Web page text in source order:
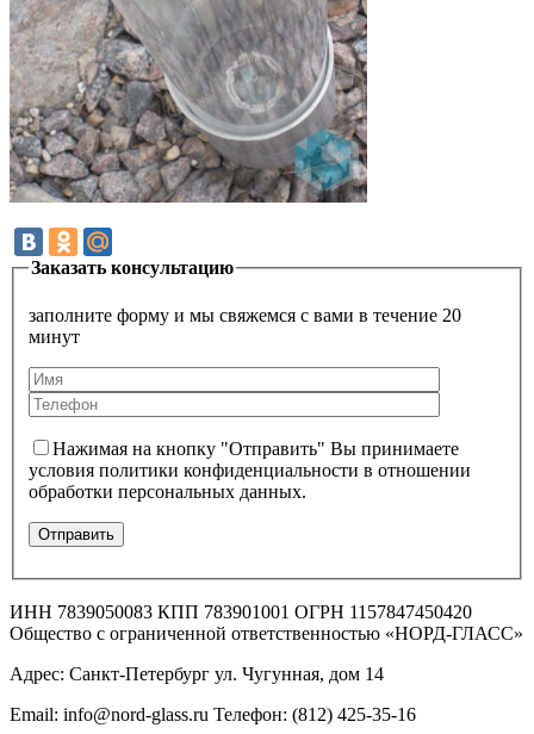
Заказать консультацию
заполните форму и мы свяжемся с вами в течение 20
минут
Нажимая на кнопку "Отправить" Вы принимаете
условия политики конфиденциальности в отношении
обработки персональных данных.
ИНН 7839050083 КПП 783901001 ОГРН 1157847450420
Общество с ограниченной ответственностью «НОРД-ГЛАСС»
Адрес: Санкт-Петербург ул. Чугунная, дом 14
Email: info@nord-glass.ru Телефон: (812) 425-35-16